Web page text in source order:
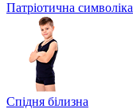
Патріотична символіка
Спідня білизна